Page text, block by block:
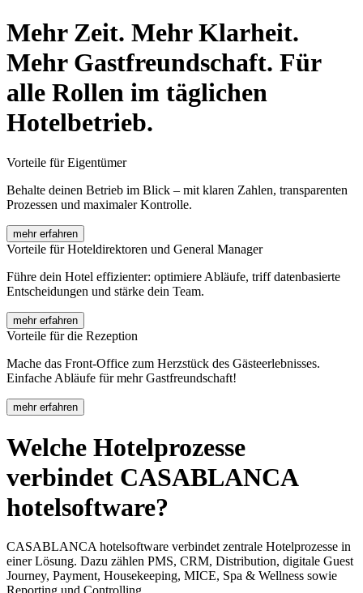
Mehr Zeit. Mehr Klarheit.
Mehr Gastfreundschaft. Für
alle Rollen im täglichen
Hotelbetrieb.
Vorteile für Eigentümer
Behalte deinen Betrieb im Blick – mit klaren Zahlen, transparenten
Prozessen und maximaler Kontrolle.
mehr erfahren
Vorteile für Hoteldirektoren und General Manager
Führe dein Hotel effizienter: optimiere Abläufe, triff datenbasierte
Entscheidungen und stärke dein Team.
mehr erfahren
Vorteile für die Rezeption
Mache das Front-Office zum Herzstück des Gästeerlebnisses.
Einfache Abläufe für mehr Gastfreundschaft!
mehr erfahren
Welche Hotelprozesse
verbindet CASABLANCA
hotelsoftware?
CASABLANCA hotelsoftware verbindet zentrale Hotelprozesse in
einer Lösung. Dazu zählen PMS, CRM, Distribution, digitale Guest
Journey, Payment, Housekeeping, MICE, Spa & Wellness sowie